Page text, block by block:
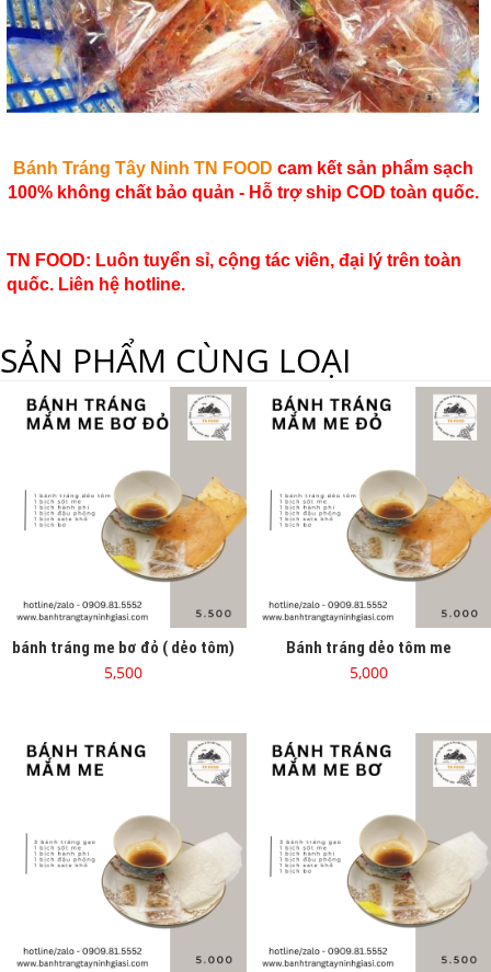
Bánh Tráng Tây Ninh TN FOOD cam kết sản phẩm sạch
100% không chất bảo quản - Hỗ trợ ship COD toàn quốc.
TN FOOD: Luôn tuyển sỉ, cộng tác viên, đại lý trên toàn
quốc. Liên hệ hotline.
SẢN PHẨM CÙNG LOẠI
bánh tráng me bơ đỏ ( dẻo tôm)
5,500
Bánh tráng dẻo tôm me
5,000